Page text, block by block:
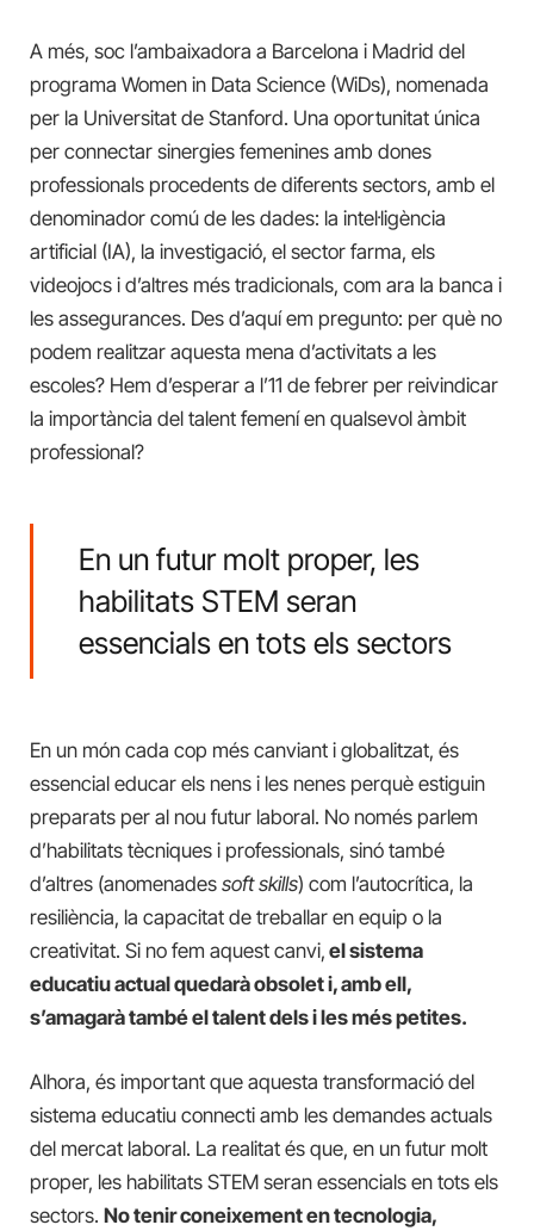
A més, soc l’ambaixadora a Barcelona i Madrid del
programa Women in Data Science (WiDs), nomenada
per la Universitat de Stanford. Una oportunitat única
per connectar sinergies femenines amb dones
professionals procedents de diferents sectors, amb el
denominador comú de les dades: la intel·ligència
artificial (IA), la investigació, el sector farma, els
videojocs i d’altres més tradicionals, com ara la banca i
les assegurances. Des d’aquí em pregunto: per què no
podem realitzar aquesta mena d’activitats a les
escoles? Hem d’esperar a l’11 de febrer per reivindicar
la importància del talent femení en qualsevol àmbit
professional?
En un futur molt proper, les
habilitats STEM seran
essencials en tots els sectors
En un món cada cop més canviant i globalitzat, és
essencial educar els nens i les nenes perquè estiguin
preparats per al nou futur laboral. No només parlem
d’habilitats tècniques i professionals, sinó també
d’altres (anomenades soft skills) com l’autocrítica, la
resiliència, la capacitat de treballar en equip o la
creativitat. Si no fem aquest canvi, el sistema
educatiu actual quedarà obsolet i, amb ell,
s’amagarà també el talent dels i les més petites.
Alhora, és important que aquesta transformació del
sistema educatiu connecti amb les demandes actuals
del mercat laboral. La realitat és que, en un futur molt
proper, les habilitats STEM seran essencials en tots els
sectors. No tenir coneixement en tecnologia,